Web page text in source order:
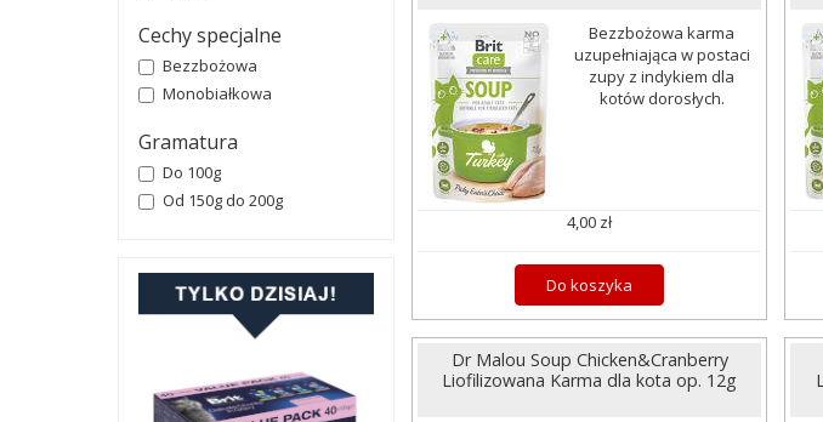
Bezzbożowa karma
uzupełniająca w postaci
zupy z indykiem dla
kotów dorosłych.
4,00 zł
Do koszyka
Dr Malou Soup Chicken&Cranberry
Liofilizowana Karma dla kota op. 12g
Cechy specjalne
Bezzbożowa
Monobiałkowa
Gramatura
Do 100g
Od 150g do 200g